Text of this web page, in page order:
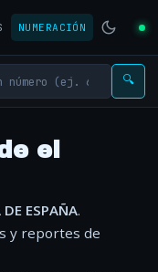
NUMERACIÓN
🔍
el
ESPAÑA.
y reportes de